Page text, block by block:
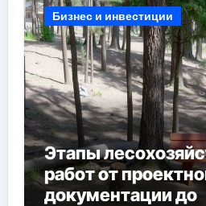
Бизнес и инвестиции
Этапы
работ от
документации до